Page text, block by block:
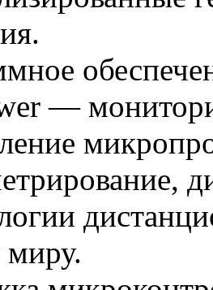
—
миру.